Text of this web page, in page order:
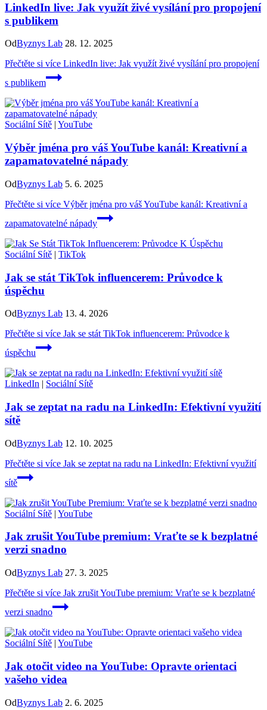
LinkedIn live: Jak využít živé vysílání pro propojení
s publikem
OdByznys Lab 28. 12. 2025
Přečtěte si více LinkedIn live: Jak využít živé vysílání pro propojení
s publikem
Sociální Sítě | YouTube
Výběr jména pro váš YouTube kanál: Kreativní a
zapamatovatelné nápady
OdByznys Lab 5. 6. 2025
Přečtěte si více Výběr jména pro váš YouTube kanál: Kreativní a
zapamatovatelné nápady
Sociální Sítě | TikTok
Jak se stát TikTok influencerem: Průvodce k
úspěchu
OdByznys Lab 13. 4. 2026
Přečtěte si více Jak se stát TikTok influencerem: Průvodce k
úspěchu
LinkedIn | Sociální Sítě
Jak se zeptat na radu na LinkedIn: Efektivní využití
sítě
OdByznys Lab 12. 10. 2025
Přečtěte si více Jak se zeptat na radu na LinkedIn: Efektivní využití
sítě
Sociální Sítě | YouTube
Jak zrušit YouTube premium: Vraťte se k bezplatné
verzi snadno
OdByznys Lab 27. 3. 2025
Přečtěte si více Jak zrušit YouTube premium: Vraťte se k bezplatné
verzi snadno
Sociální Sítě | YouTube
Jak otočit video na YouTube: Opravte orientaci
vašeho videa
OdByznys Lab 2. 6. 2025